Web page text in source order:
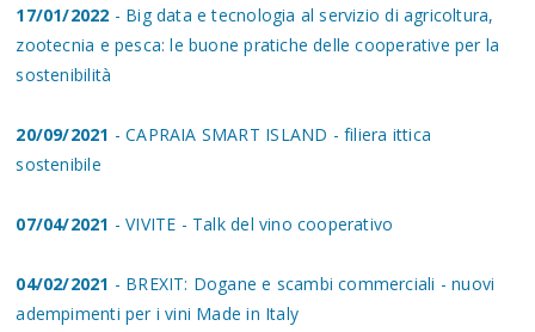
17/01/2022 - Big data e tecnologia al servizio di agricoltura,
zootecnia e pesca: le buone pratiche delle cooperative per la
sostenibilità
20/09/2021 - CAPRAIA SMART ISLAND - filiera ittica
sostenibile
07/04/2021 - VIVITE - Talk del vino cooperativo
04/02/2021 - BREXIT: Dogane e scambi commerciali - nuovi
adempimenti per i vini Made in Italy